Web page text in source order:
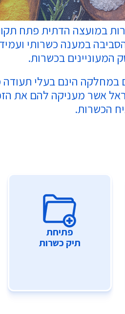
במועצה הדתית פתח
במענה כשרותי
המעוניינים בכשרות.
במחלקה הינם בעלי
אשר מעניקה להם את
הכשרות.
פתיחת
תיק כשרות